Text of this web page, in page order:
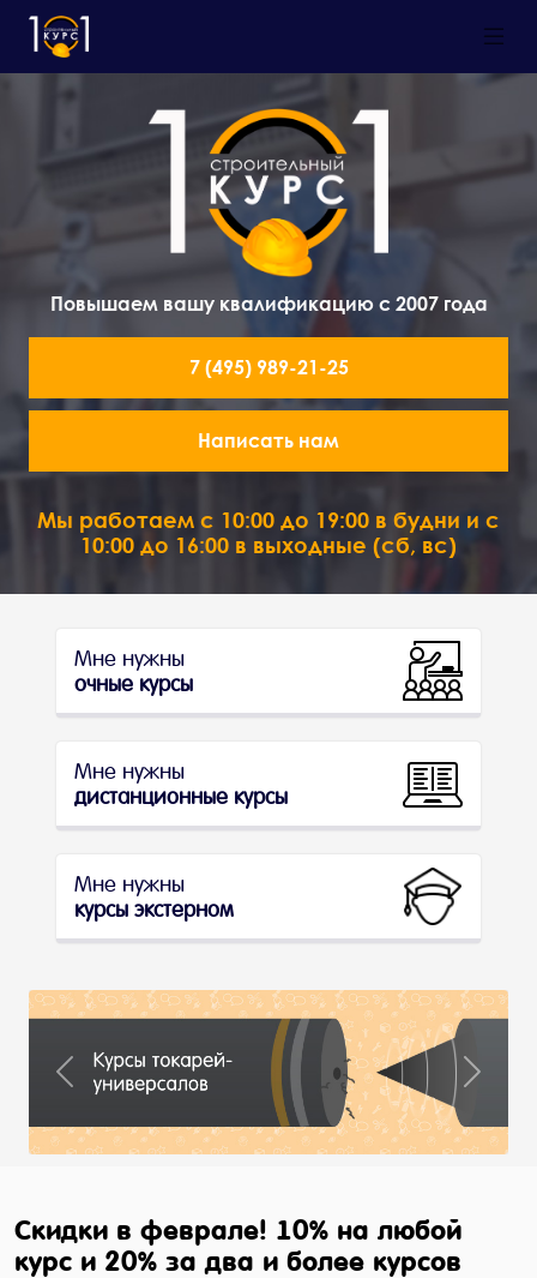
Повышаем вашу квалификацию с 2007 года
7 (495) 989-21-25
Написать нам
Мы работаем с 10:00 до 19:00 в будни и с
10:00 до 16:00 в выходные (сб, вс)
Мне нужны
очные курсы
Мне нужны
дистанционные курсы
Мне нужны
курсы экстерном
Previous Next
Скидки в феврале! 10% на любой
курс и 20% за два и более курсов